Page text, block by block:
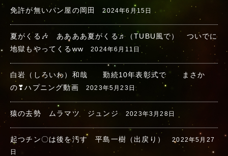
免許が無いパン屋の岡田 2024年6月15日
夏がくる🎶 ああああ夏がくる♬（TUBU風で） ついでに
地獄もやってくるww
2024年6月11日
白岩（しろいわ）和哉 勤続10年表彰式で まさか
の❣ハプニング動画
2023年5月23日
猿の去勢 ムラマツ ジュンジ 2023年3月28日
起つチン〇は後を汚す 平島一樹（出戻り）
2022年5月27
日